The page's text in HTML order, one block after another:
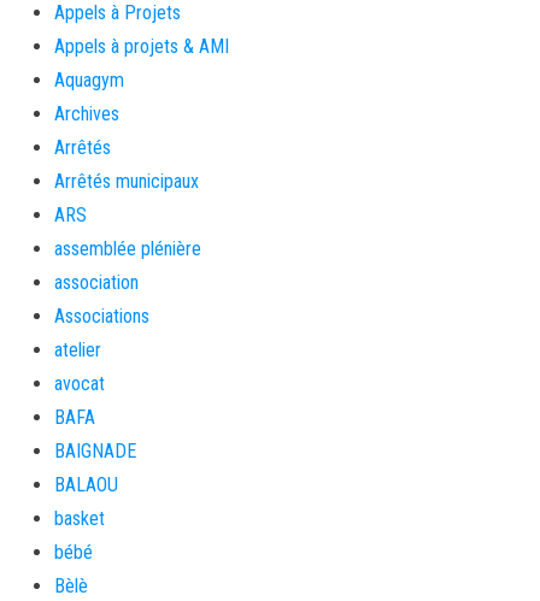
Appels à Projets
Appels à projets & AMI
Aquagym
Archives
Arrêtés
Arrêtés municipaux
ARS
assemblée plénière
association
Associations
atelier
avocat
BAFA
BAIGNADE
BALAOU
basket
bébé
Bèlè